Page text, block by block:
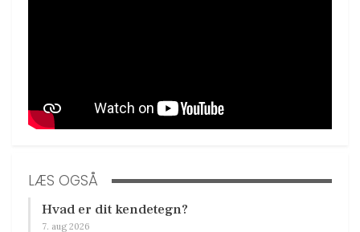
LÆS OGSÅ
Hvad er dit kendetegn?
7. aug 2026